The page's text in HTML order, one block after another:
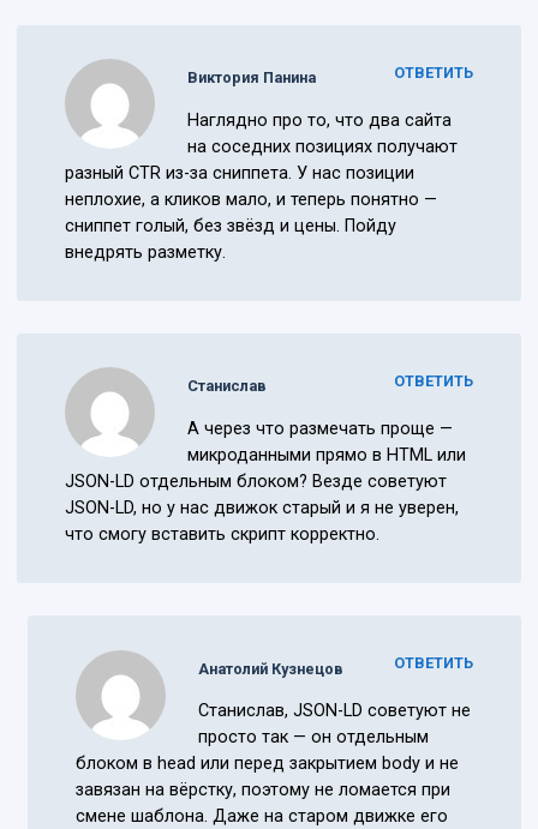
ОТВЕТИТЬ
Виктория Панина
Наглядно про то, что два сайта
на соседних позициях получают
разный CTR из-за сниппета. У нас позиции
неплохие, а кликов мало, и теперь понятно —
сниппет голый, без звёзд и цены. Пойду
внедрять разметку.
ОТВЕТИТЬ
Станислав
А через что размечать проще —
микроданными прямо в HTML или
JSON-LD отдельным блоком? Везде советуют
JSON-LD, но у нас движок старый и я не уверен,
что смогу вставить скрипт корректно.
ОТВЕТИТЬ
Анатолий Кузнецов
Станислав, JSON-LD советуют не
просто так — он отдельным
блоком в head или перед закрытием body и не
завязан на вёрстку, поэтому не ломается при
смене шаблона. Даже на старом движке его